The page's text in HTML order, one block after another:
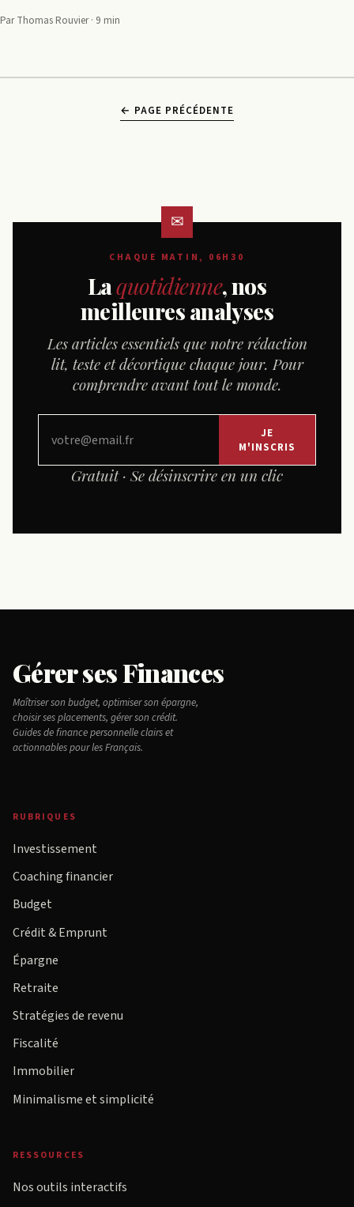
Par Thomas Rouvier · 9 min
← PAGE PRÉCÉDENTE
CHAQUE MATIN, 06H30
Laquotidienne, nos
meilleures analyses
Les articles essentiels que notre rédaction
lit, teste et décortique chaque jour. Pour
comprendre avant tout le monde.
JE
M'INSCRIS
Gratuit · Se désinscrire en un clic
Gérer ses Finances
Maîtriser son budget, optimiser son épargne,
choisir ses placements, gérer son crédit.
Guides de finance personnelle clairs et
actionnables pour les Français.
RUBRIQUES
Investissement
Coaching financier
Budget
Crédit & Emprunt
Épargne
Retraite
Stratégies de revenu
Fiscalité
Immobilier
Minimalisme et simplicité
RESSOURCES
Nos outils interactifs